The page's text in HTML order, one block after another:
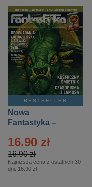
BESTSELLER
Nowa
Fantastyka –
16.90 zł
16.90 zł
Najniższa cena z ostatnich 30
dni: 16.90 zł